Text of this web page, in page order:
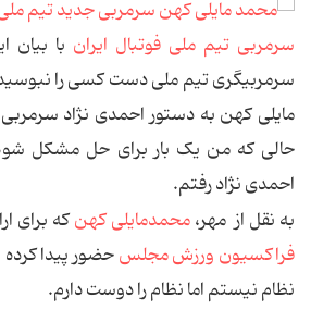
سرمربی تیم ملی فوتبال ایران با بیان
سرمربیگری تیم ملی دست کسی را
مایلی کهن به دستور احمدی نژاد
حالی که من یک بار برای حل مشکل
احمدی نژاد رفتم.
به نقل از مهر،محمدمایلی کهنکه برای
فراکسیون ورزش مجلسحضور پیدا
نظام نیستم اما نظام را دوست دارم.